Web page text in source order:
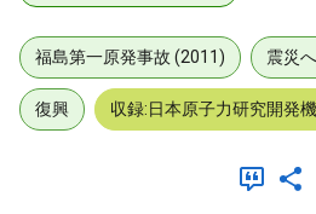
福島第一原発事故 (2011) 震災
復興 収録:日本原子力研究開発